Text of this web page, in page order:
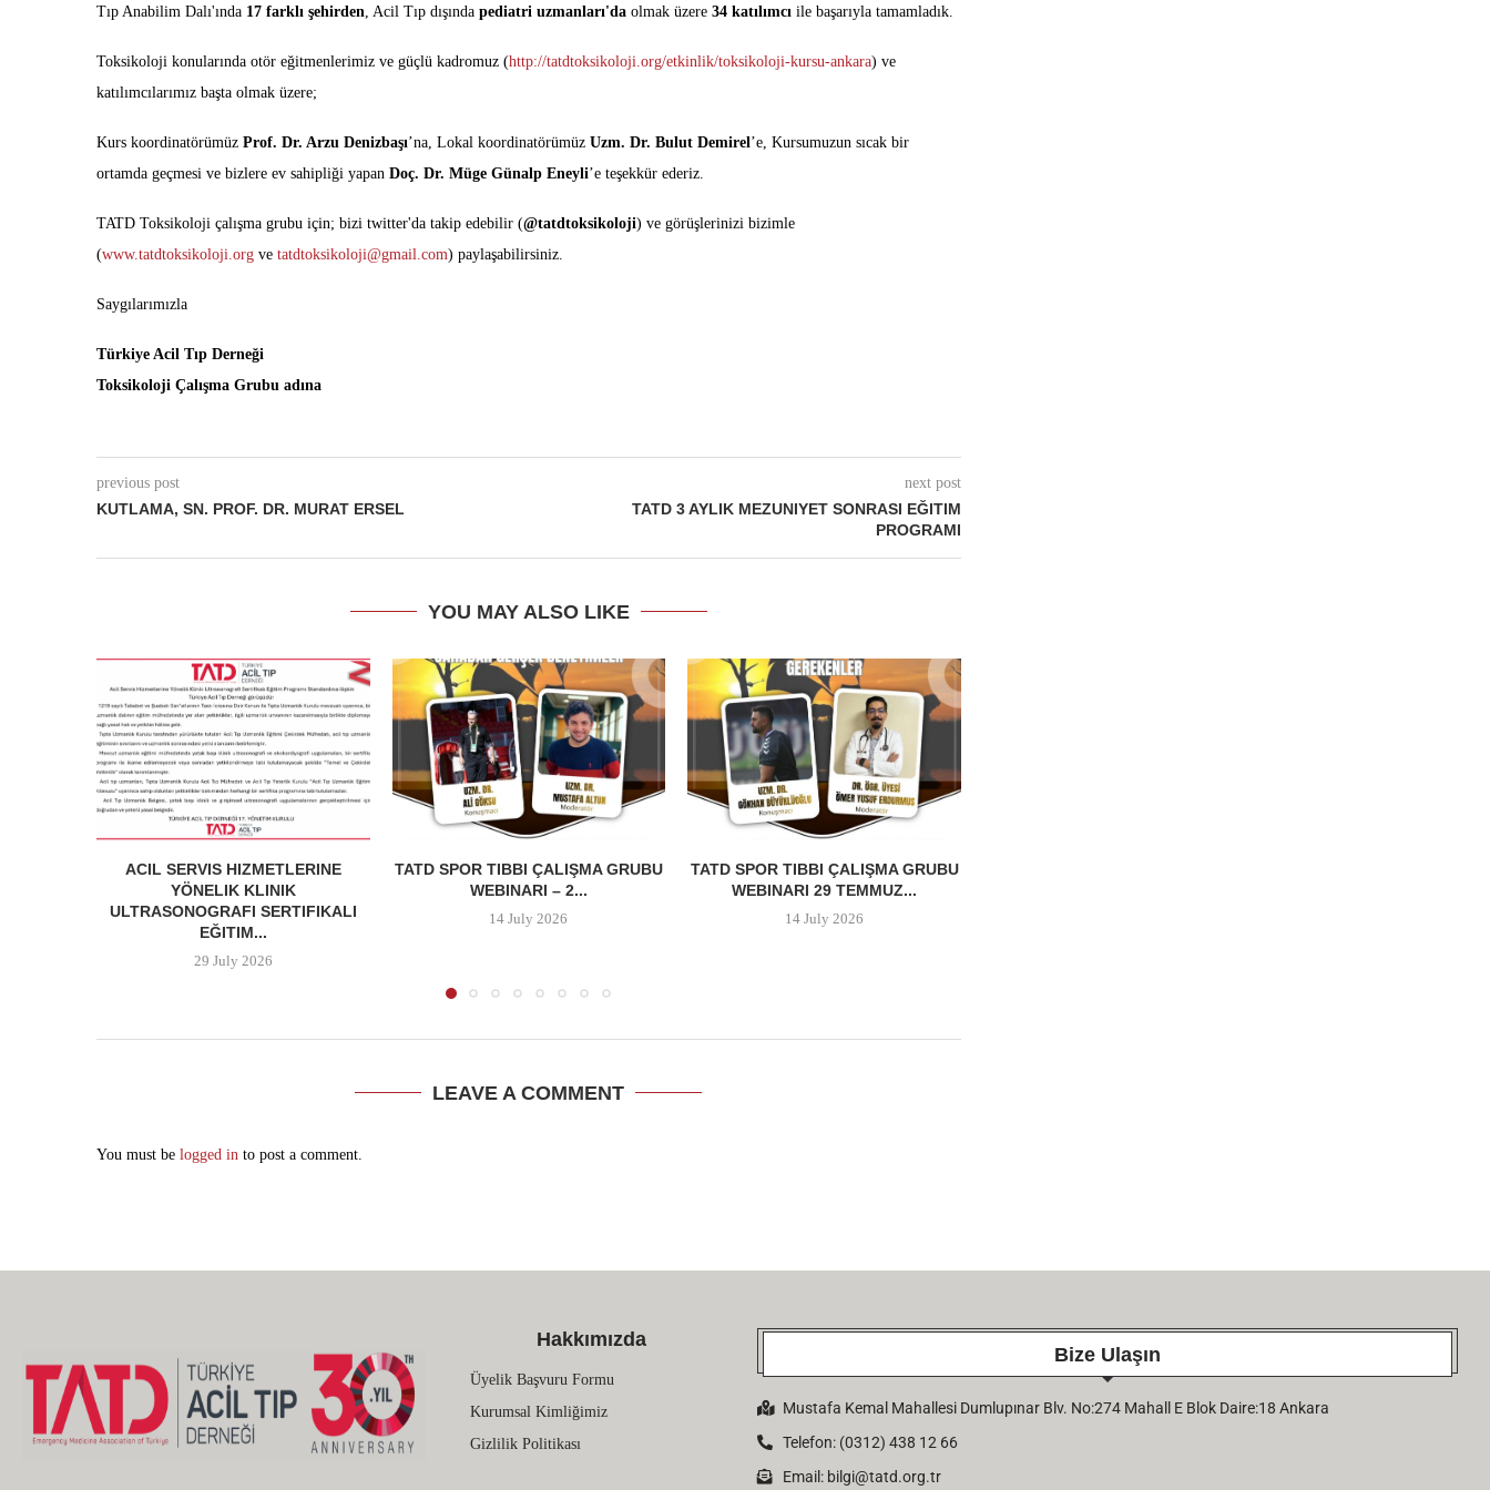
Tıp Anabilim Dalı'ında 17 farklı şehirden, Acil Tıp dışında pediatri uzmanları'da olmak üzere 34 katılımcı ile başarıyla tamamladık.
Toksikoloji konularında otör eğitmenlerimiz ve güçlü kadromuz (http://tatdtoksikoloji.org/etkinlik/toksikoloji-kursu-ankara) ve
katılımcılarımız başta olmak üzere;
Kurs koordinatörümüz Prof. Dr. Arzu Denizbaşı’na, Lokal koordinatörümüz Uzm. Dr. Bulut Demirel’e, Kursumuzun sıcak bir
ortamda geçmesi ve bizlere ev sahipliği yapan Doç. Dr. Müge Günalp Eneyli’e teşekkür ederiz.
TATD Toksikoloji çalışma grubu için; bizi twitter'da takip edebilir (@tatdtoksikoloji) ve görüşlerinizi bizimle
(www.tatdtoksikoloji.org ve tatdtoksikoloji@gmail.com) paylaşabilirsiniz.
Saygılarımızla
Türkiye Acil Tıp Derneği
Toksikoloji Çalışma Grubu adına
previous post
KUTLAMA, SN. PROF. DR. MURAT ERSEL
next post
TATD 3 AYLIK MEZUNIYET SONRASI EĞITIM
PROGRAMI
YOU MAY ALSO LIKE
ACIL SERVIS HIZMETLERINE
YÖNELIK KLINIK
ULTRASONOGRAFI SERTIFIKALI
EĞITIM...
29 July 2026
TATD SPOR TIBBI ÇALIŞMA GRUBU
WEBINARI – 2...
14 July 2026
TATD SPOR TIBBI ÇALIŞMA GRUBU
WEBINARI 29 TEMMUZ...
14 July 2026
LEAVE A COMMENT
You must be logged in to post a comment.
Hakkımızda
Üyelik Başvuru Formu
Kurumsal Kimliğimiz
Gizlilik Politikası
Bize Ulaşın
Mustafa Kemal Mahallesi Dumlupınar Blv. No:274 Mahall E Blok Daire:18 Ankara
Telefon: (0312) 438 12 66
Email: bilgi@tatd.org.tr